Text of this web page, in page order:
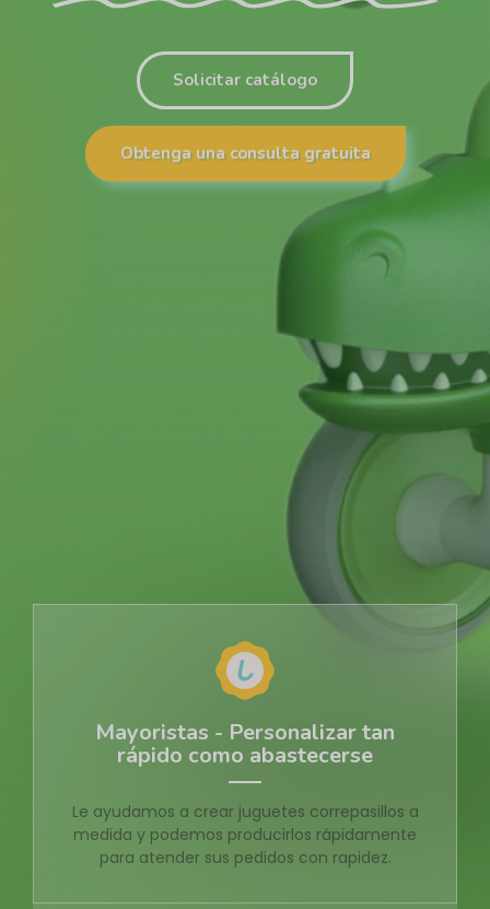
Solicitar catálogo
Obtenga una consulta gratuita
Mayoristas - Personalizar tan
rápido como abastecerse
Le ayudamos a crear juguetes correpasillos a
medida y podemos producirlos rápidamente
para atender sus pedidos con rapidez.